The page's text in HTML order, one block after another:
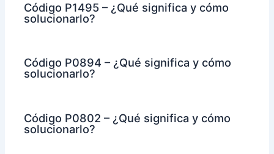
Código P1495 – ¿Qué significa y cómo
solucionarlo?
Código P0894 – ¿Qué significa y cómo
solucionarlo?
Código P0802 – ¿Qué significa y cómo
solucionarlo?